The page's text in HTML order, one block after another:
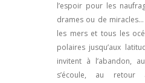
l’espoir pour les
drames ou de
les mers et tous les
polaires jusqu’aux
invitent à l’abandon,
s’écoule, au